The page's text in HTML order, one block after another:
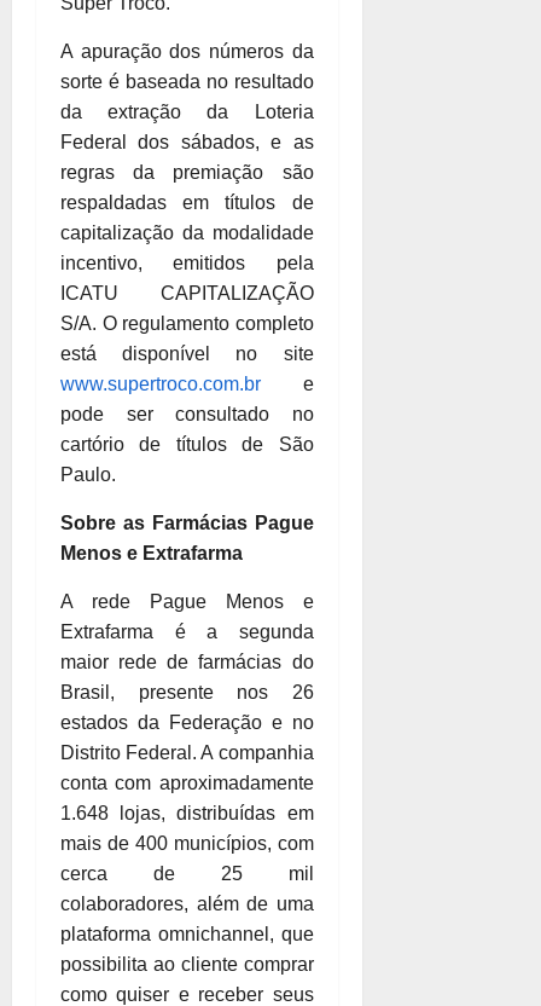
A apuração dos números da
sorte é baseada no resultado
da extração da Loteria
Federal dos sábados, e as
regras da premiação são
respaldadas em títulos de
capitalização da modalidade
incentivo, emitidos pela
ICATU CAPITALIZAÇÃO
S/A. O regulamento completo
está disponível no site
www.supertroco.com.br e
pode ser consultado no
cartório de títulos de São
Paulo.
Sobre as Farmácias Pague
Menos e Extrafarma
A rede Pague Menos e
Extrafarma é a segunda
maior rede de farmácias do
Brasil, presente nos 26
estados da Federação e no
Distrito Federal. A companhia
conta com aproximadamente
1.648 lojas, distribuídas em
mais de 400 municípios, com
cerca de 25 mil
colaboradores, além de uma
plataforma omnichannel, que
possibilita ao cliente comprar
como quiser e receber seus